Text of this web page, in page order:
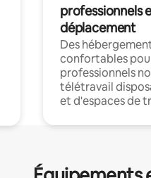
professionnels
déplacement
Des
confortables
professionnels
télétravail
et d'espaces de